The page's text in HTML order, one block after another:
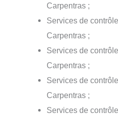
Carpentras ;
Services de
Carpentras ;
Services de
Carpentras ;
Services de
Carpentras ;
Services de